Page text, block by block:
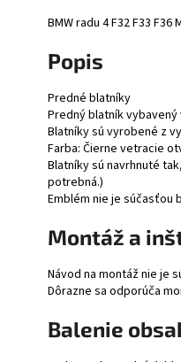
BMW radu 4 F32 F33 F36
Popis
Predné blatníky
Predný blatník
Blatníky sú vyrobené z
Farba: Čierne vetracie
Blatníky sú navrhnuté
potrebná.)
Emblém nie je súčasťou
Montáž a
Návod na montáž nie je
Dôrazne sa odporúča
Balenie